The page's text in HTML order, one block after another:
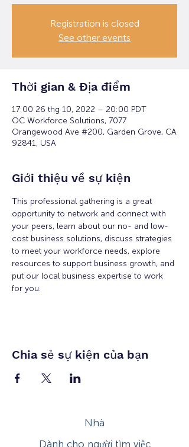
Registration is closed
See other events
Thời gian & Địa điểm
17:00 26 thg 10, 2022 – 20:00 PDT
OC Workforce Solutions, 7077
Orangewood Ave #200, Garden Grove, CA
92841, USA
Giới thiệu về sự kiện
This professional gathering is a great
opportunity to network and connect with
your peers, learn about our no- and low-
cost business solutions, discuss strategies
to meet your workforce needs, explore
resources to support business growth, and
put our local business expertise to work
for you.
Chia sẻ sự kiện của bạn
Nhà
Dành cho người tìm việc